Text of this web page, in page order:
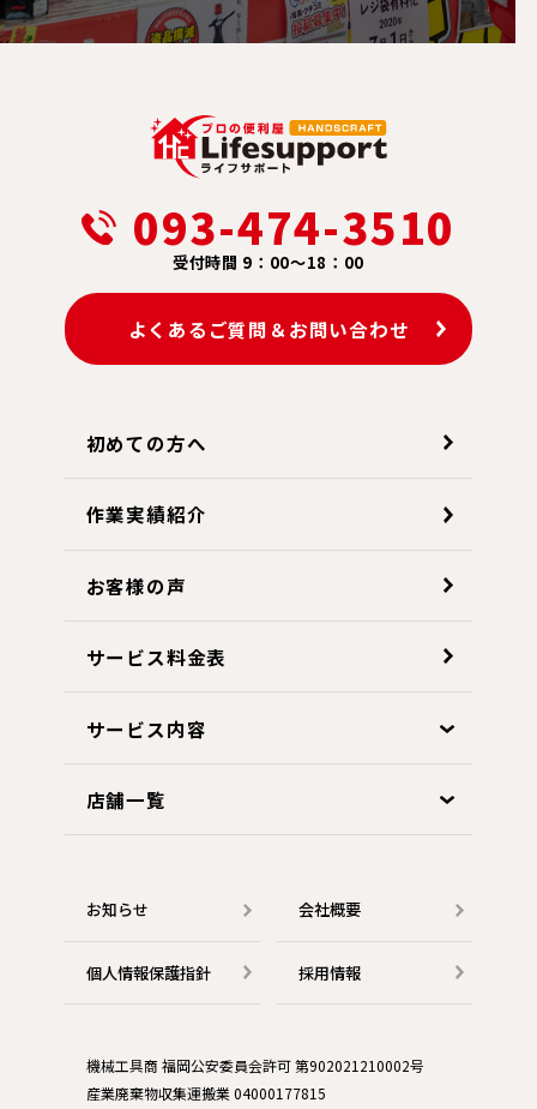
093-474-3510
受付時間 9：00～18：00
よくあるご質問＆お問い合わせ
初めての方へ
作業実績紹介
お客様の声
サービス料金表
サービス内容
店舗一覧
お知らせ 会社概要
個人情報保護指針 採用情報
機械工具商 福岡公安委員会許可 第902021210002号
産業廃棄物収集運搬業 04000177815